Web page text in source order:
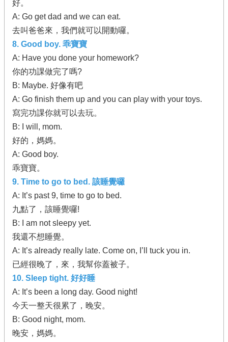
好。
A: Go get dad and we can eat.
去叫爸爸來，我們就可以開動囉。
8. Good boy. 乖寶寶
A: Have you done your homework?
你的功課做完了嗎?
B: Maybe. 好像有吧
A: Go finish them up and you can play with your toys.
寫完功課你就可以去玩。
B: I will, mom.
好的，媽媽。
A: Good boy.
乖寶寶。
9. Time to go to bed. 該睡覺囉
A: It’s past 9, time to go to bed.
九點了，該睡覺囉!
B: I am not sleepy yet.
我還不想睡覺。
A: It’s already really late. Come on, I’ll tuck you in.
已經很晚了，來，我幫你蓋被子。
10. Sleep tight. 好好睡
A: It’s been a long day. Good night!
今天一整天很累了，晚安。
B: Good night, mom.
晚安，媽媽。